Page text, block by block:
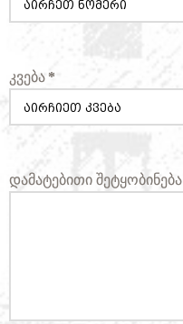
კვება *
დამატებითი შეტყობინება